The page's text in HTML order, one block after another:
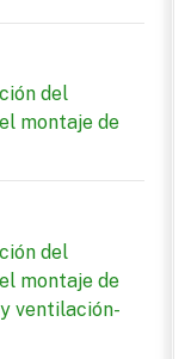
del
montaje de
del
montaje de
ventilación-